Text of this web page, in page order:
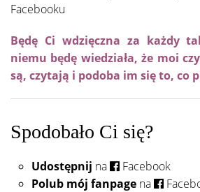
Facebooku
Będę Ci wdzięczna za każdy
niemu będę wiedziała, że moi
są, czytają i podoba im się to, co
Spodobało Ci się?
Udostępnij na
Facebook
Polub mój fanpage na